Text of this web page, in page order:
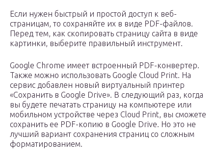
Если нужен быстрый и простой доступ к веб-
страницам, то сохраняйте их в виде PDF-файлов.
Перед тем, как скопировать страницу сайта в виде
картинки, выберите правильный инструмент.
Google Chrome имеет встроенный PDF-конвертер.
Также можно использовать Google Cloud Print. На
сервис добавлен новый виртуальный принтер
«Сохранить в Google Drive». В следующий раз, когда
вы будете печатать страницу на компьютере или
мобильном устройстве через Cloud Print, вы сможете
сохранить ее PDF-копию в Google Drive. Но это не
лучший вариант сохранения страниц со сложным
форматированием.